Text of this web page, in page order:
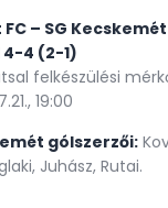
– SG Kecskemét
4-4 (2-1)
felkészülési
19:00
gólszerzői:
Juhász, Rutai.